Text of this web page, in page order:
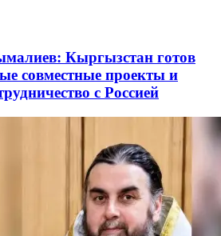
Кыргызстан готов
совместные проекты и
с Россией